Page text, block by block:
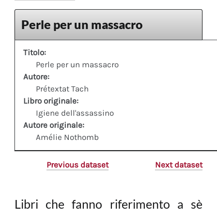
Perle per un massacro
Titolo:
Perle per un massacro
Autore:
Prétextat Tach
Libro originale:
Igiene dell'assassino
Autore originale:
Amélie Nothomb
Previous dataset Next dataset
Libri che fanno riferimento a sè